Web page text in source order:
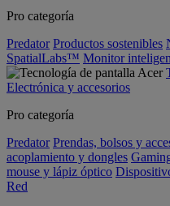
Pro categoría
Predator Productos sostenibles
SpatialLabs™ Monitor
Electrónica y accesorios
Pro categoría
Predator Prendas, bolsos y
acoplamiento y dongles
mouse y lápiz óptico
Red